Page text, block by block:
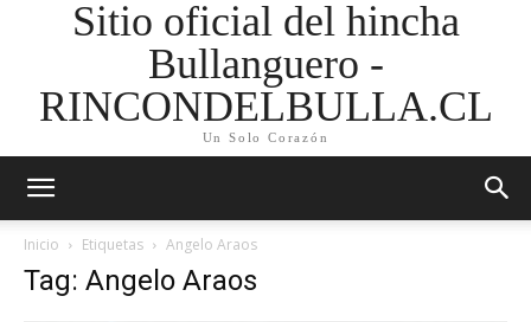
Sitio oficial del hincha
Bullanguero -
RINCONDELBULLA.CL
Un Solo Corazón
Inicio Etiquetas Angelo Araos
Tag: Angelo Araos